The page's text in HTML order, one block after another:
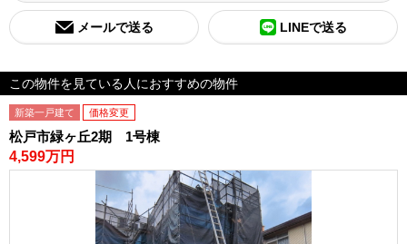
メールで送る LINEで送る
この物件を見ている人におすすめの物件
新築一戸建て 価格変更
松戸市緑ヶ丘2期 1号棟
4,599万円